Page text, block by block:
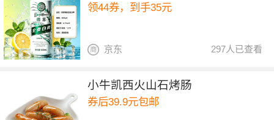
领44券，到手35元
297人已查看
京东
小牛凯西火山石烤肠
券后39.9元包邮